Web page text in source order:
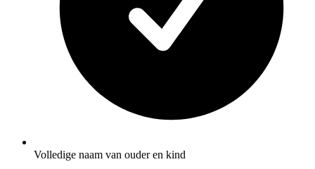
Volledige naam van ouder en kind